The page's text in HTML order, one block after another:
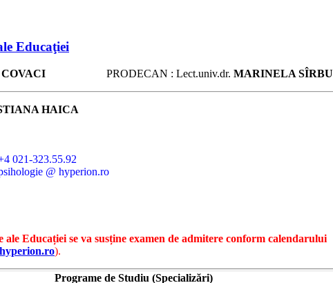
Educaţiei
PRODECAN : Lect.univ.dr. MARINELA SÎRBU
HAICA
021-323.55.92
@ hyperion.ro
ale Educației se va susține examen de admitere conform calendarului
).
Programe de Studiu (Specializări)